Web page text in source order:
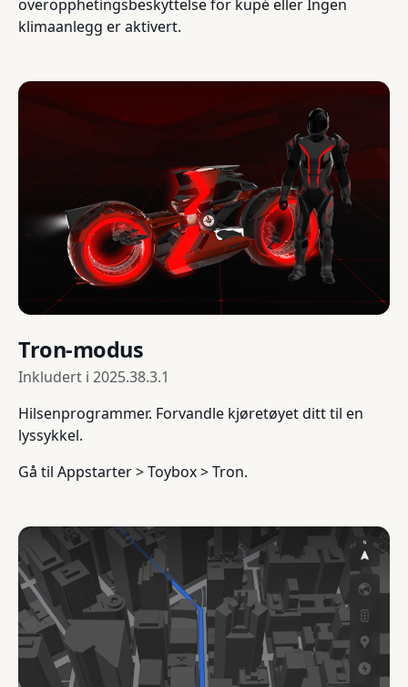
overopphetingsbeskyttelse for kupé eller Ingen
klimaanlegg er aktivert.
Tron-modus
Inkludert i 2025.38.3.1
Hilsenprogrammer. Forvandle kjøretøyet ditt til en
lyssykkel.
Gå til Appstarter > Toybox > Tron.